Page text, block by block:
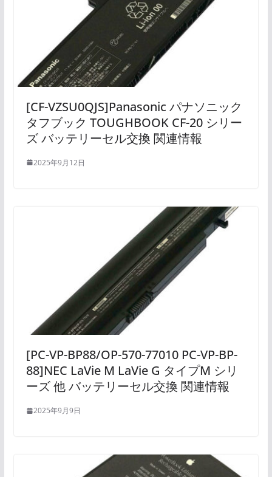
[CF-VZSU0QJS]Panasonic パナソニック
タフブック TOUGHBOOK CF-20 シリー
ズ バッテリーセル交換 関連情報
2025年9月12日
[PC-VP-BP88/OP-570-77010 PC-VP-BP-
88]NEC LaVie M LaVie G タイプM シリ
ーズ 他 バッテリーセル交換 関連情報
2025年9月9日